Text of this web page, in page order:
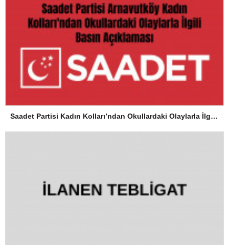
Saadet Partisi Kadın Kolları’ndan Okullardaki Olaylarla İlgili Basın Açıklaması